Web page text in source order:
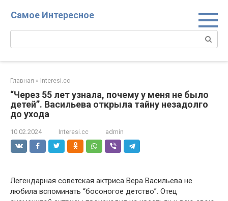
Самое Интересное
Поиск:
Главная » Interesi.cc
“Через 55 лет узнала, почему у меня не было
детей”. Васильева открыла тайну незадолго
до ухода
10.02.2024 Interesi.cc admin
Легендарная советская актриса Вера Васильева не
любила вспоминать “босоногое детство”. Отец